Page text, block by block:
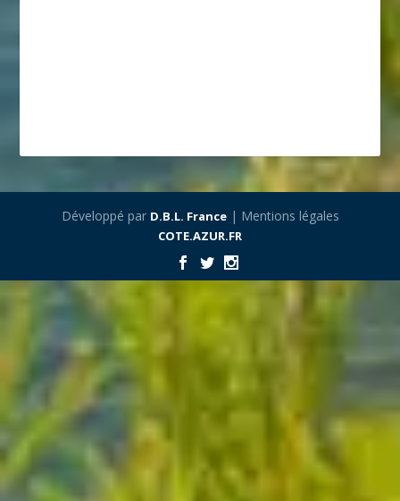
Développé par D.B.L. France| Mentions légales
COTE.AZUR.FR